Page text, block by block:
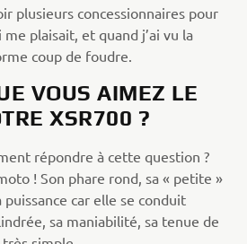
plusieurs concessionnaires pour
plaisait, et quand j’ai vu la
coup de foudre.
VOUS AIMEZ LE
XSR700 ?
répondre à cette question ?
! Son phare rond, sa « petite »
car elle se conduit
sa maniabilité, sa tenue de